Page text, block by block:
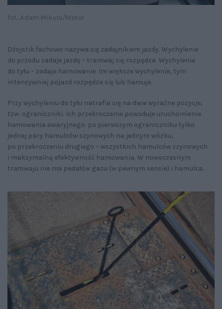
Dżojstik fachowo nazywa się zadajnikiem jazdy. Wychylenie
do przodu zadaje jazdę – tramwaj się rozpędza. Wychylenie
do tyłu – zadaje hamowanie. Im większe wychylenie, tym
intensywniej pojazd rozpędza się lub hamuje.
Przy wychyleniu do tyłu natrafia się na dwie wyraźne pozycje,
tzw. ograniczniki. Ich przekroczenie powoduje uruchomienie
hamowania awaryjnego: po pierwszym ograniczniku tylko
jednej pary hamulców szynowych na jednym wózku,
po przekroczeniu drugiego – wszystkich hamulców szynowych
i maksymalną efektywność hamowania. W nowoczesnym
tramwaju nie ma pedałów gazu (w pewnym sensie) i hamulca.